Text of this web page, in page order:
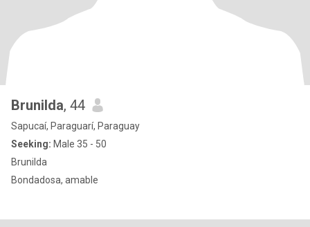
Brunilda, 44
Sapucaí, Paraguarí, Paraguay
Seeking: Male 35 - 50
Brunilda
Bondadosa, amable